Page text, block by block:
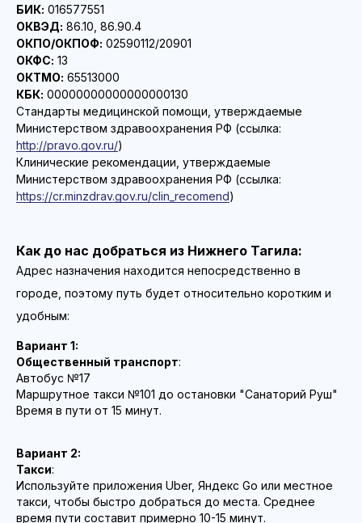
БИК: 016577551
ОКВЭД: 86.10, 86.90.4
ОКПО/ОКПОФ: 02590112/20901
ОКФС: 13
ОКТМО: 65513000
КБК: 00000000000000000130
Стандарты медицинской помощи, утверждаемые
Министерством здравоохранения РФ (ссылка:
http://pravo.gov.ru/)
Клинические рекомендации, утверждаемые
Министерством здравоохранения РФ (ссылка:
https://cr.minzdrav.gov.ru/clin_recomend)
Как до нас добраться из Нижнего Тагила:
Адрес назначения находится непосредственно в
городе, поэтому путь будет относительно коротким и
удобным:
Вариант 1:
Общественный транспорт:
Автобус №17
Маршрутное такси №101 до остановки "Санаторий Руш"
Время в пути от 15 минут.
Вариант 2:
Такси:
Используйте приложения Uber, Яндекс Go или местное
такси, чтобы быстро добраться до места. Среднее
время пути составит примерно 10-15 минут.